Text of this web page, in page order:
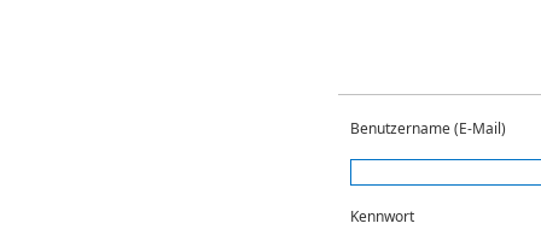
Benutzername (E-Mail)
Kennwort